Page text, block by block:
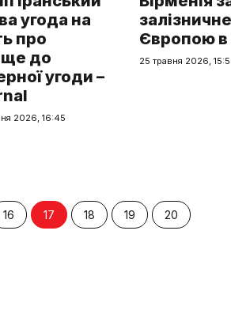
угода на
про
до
угоди –
2026, 16:45
Європою в
25 травня 2026,
16 17 18 19 20